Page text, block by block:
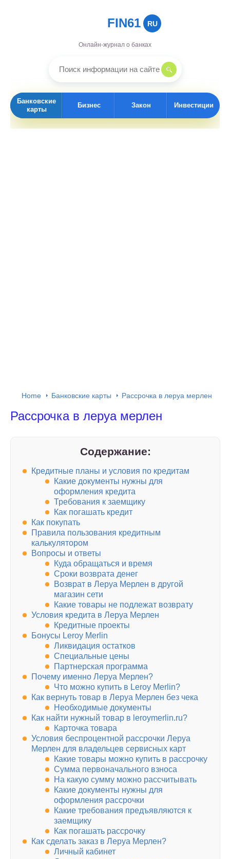
FIN61 RU
Онлайн-журнал о банках
Банковские
карты
Бизнес Закон Инвестиции
Home Банковские карты Рассрочка в леруа мерлен
Рассрочка в леруа мерлен
Содержание:
Кредитные планы и условия по кредитам
Какие документы нужны для
оформления кредита
Требования к заемщику
Как погашать кредит
Как покупать
Правила пользования кредитным
калькулятором
Вопросы и ответы
Куда обращаться и время
Сроки возврата денег
Возврат в Леруа Мерлен в другой
магазин сети
Какие товары не подлежат возврату
Условия кредита в Леруа Мерлен
Кредитные проекты
Бонусы Leroy Merlin
Ликвидация остатков
Специальные цены
Партнерская программа
Почему именно Леруа Мерлен?
Что можно купить в Leroy Merlin?
Как вернуть товар в Леруа Мерлен без чека
Необходимые документы
Как найти нужный товар в leroymerlin.ru?
Карточка товара
Условия беспроцентной рассрочки Леруа
Мерлен для владельцев сервисных карт
Какие товары можно купить в рассрочку
Сумма первоначального взноса
На какую сумму можно рассчитывать
Какие документы нужны для
оформления рассрочки
Какие требования предъявляются к
заемщику
Как погашать рассрочку
Как сделать заказ в Леруа Мерлен?
Личный кабинет